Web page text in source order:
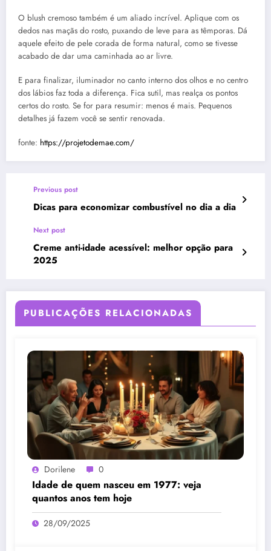
O blush cremoso também é um aliado incrível. Aplique com os
dedos nas maçãs do rosto, puxando de leve para as têmporas. Dá
aquele efeito de pele corada de forma natural, como se tivesse
acabado de dar uma caminhada ao ar livre.
E para finalizar, iluminador no canto interno dos olhos e no centro
dos lábios faz toda a diferença. Fica sutil, mas realça os pontos
certos do rosto. Se for para resumir: menos é mais. Pequenos
detalhes já fazem você se sentir renovada.
fonte: https://projetodemae.com/
Previous post
Dicas para economizar combustível no dia a dia
Next post
Creme anti-idade acessível: melhor opção para
2025
PUBLICAÇÕES RELACIONADAS
Dorilene 0
Idade de quem nasceu em 1977: veja
quantos anos tem hoje
28/09/2025